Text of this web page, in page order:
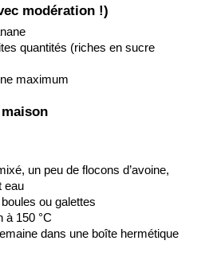
modération !)
quantités (riches en sucre
maximum
un peu de flocons d’avoine,
eau
ou galettes
à 150 °C
dans une boîte hermétique